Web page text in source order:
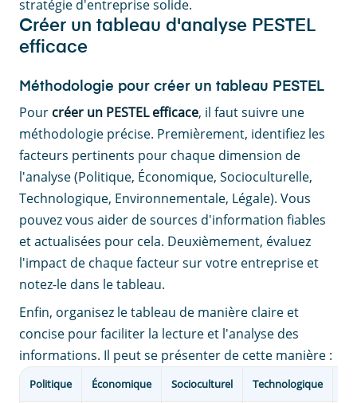
stratégie d'entreprise solide.
Créer un tableau d'analyse PESTEL
efficace
Méthodologie pour créer un tableau PESTEL
Pour créer un PESTEL efficace, il faut suivre une
méthodologie précise. Premièrement, identifiez les
facteurs pertinents pour chaque dimension de
l'analyse (Politique, Économique, Socioculturelle,
Technologique, Environnementale, Légale). Vous
pouvez vous aider de sources d'information fiables
et actualisées pour cela. Deuxièmement, évaluez
l'impact de chaque facteur sur votre entreprise et
notez-le dans le tableau.
Enfin, organisez le tableau de manière claire et
concise pour faciliter la lecture et l'analyse des
informations. Il peut se présenter de cette manière :
Politique Économique Socioculturel Technologique